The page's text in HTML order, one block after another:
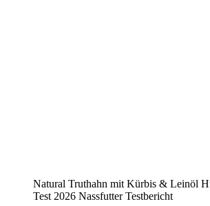
Natural Truthahn mit Kürbis & Leinöl
Test 2026 Nassfutter Testbericht